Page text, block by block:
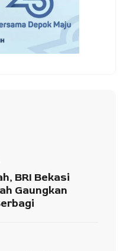
BRI Bekasi
Gaungkan